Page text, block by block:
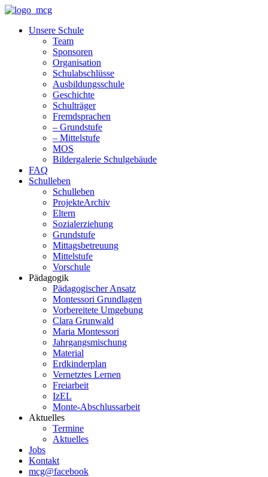
Unsere Schule
Team
Sponsoren
Organisation
Schulabschlüsse
Ausbildungsschule
Geschichte
Schulträger
Fremdsprachen
– Grundstufe
– Mittelstufe
MOS
Bildergalerie Schulgebäude
FAQ
Schulleben
Schulleben
ProjekteArchiv
Eltern
Sozialerziehung
Grundstufe
Mittagsbetreuung
Mittelstufe
Vorschule
Pädagogik
Pädagogischer Ansatz
Montessori Grundlagen
Vorbereitete Umgebung
Clara Grunwald
Maria Montessori
Jahrgangsmischung
Material
Erdkinderplan
Vernetztes Lernen
Freiarbeit
IzEL
Monte-Abschlussarbeit
Aktuelles
Termine
Aktuelles
Jobs
Kontakt
mcg@facebook